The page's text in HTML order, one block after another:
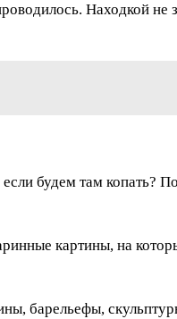
Находкой не
будем там копать?
картины, на
барельефы,